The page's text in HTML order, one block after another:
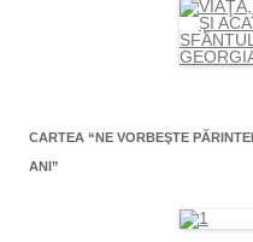
CARTEA “NE VORBEŞTE
ANI”